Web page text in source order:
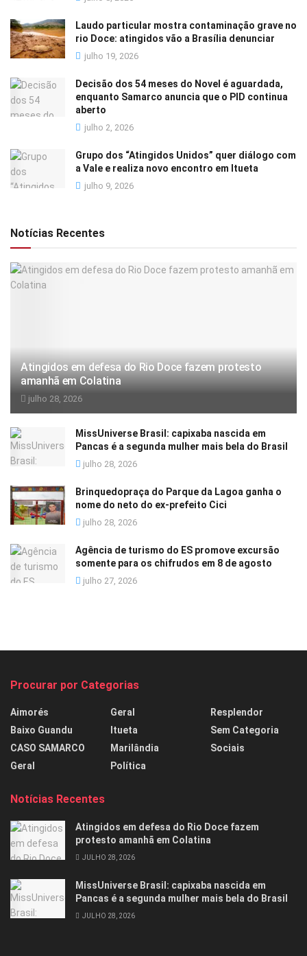
Laudo particular mostra contaminação grave no
rio Doce: atingidos vão a Brasília denunciar
julho 19, 2026
Decisão dos 54 meses do Novel é aguardada,
enquanto Samarco anuncia que o PID continua
aberto
julho 2, 2026
Grupo dos “Atingidos Unidos” quer diálogo com
a Vale e realiza novo encontro em Itueta
julho 9, 2026
Notícias Recentes
Atingidos em defesa do Rio Doce fazem protesto
amanhã em Colatina
julho 28, 2026
MissUniverse Brasil: capixaba nascida em
Pancas é a segunda mulher mais bela do Brasil
julho 28, 2026
Brinquedopraça do Parque da Lagoa ganha o
nome do neto do ex-prefeito Cici
julho 28, 2026
Agência de turismo do ES promove excursão
somente para os chifrudos em 8 de agosto
julho 27, 2026
Procurar por Categorias
Aimorés
Baixo Guandu
CASO SAMARCO
Geral
Geral
Itueta
Marilândia
Política
Resplendor
Sem Categoria
Sociais
Notícias Recentes
Atingidos em defesa do Rio Doce fazem
protesto amanhã em Colatina
JULHO 28, 2026
MissUniverse Brasil: capixaba nascida em
Pancas é a segunda mulher mais bela do Brasil
JULHO 28, 2026